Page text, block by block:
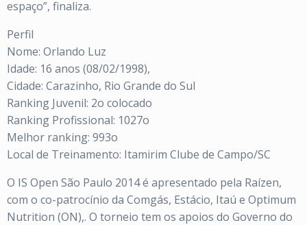
espaço”, finaliza.
Perfil
Nome: Orlando Luz
Idade: 16 anos (08/02/1998),
Cidade: Carazinho, Rio Grande do Sul
Ranking Juvenil: 2o colocado
Ranking Profissional: 1027o
Melhor ranking: 993o
Local de Treinamento: Itamirim Clube de Campo/SC
O IS Open São Paulo 2014 é apresentado pela Raízen,
com o co-patrocínio da Comgás, Estácio, Itaú e Optimum
Nutrition (ON),. O torneio tem os apoios do Governo do